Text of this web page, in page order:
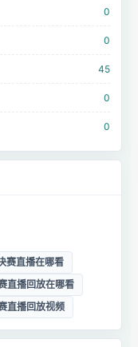
0
0
45
0
0
赛直播在哪看
直播回放在哪看
直播回放视频